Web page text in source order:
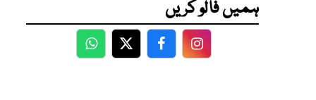
ہمیں فالو کریں
WhatsApp
TwitterFacebookFacebook